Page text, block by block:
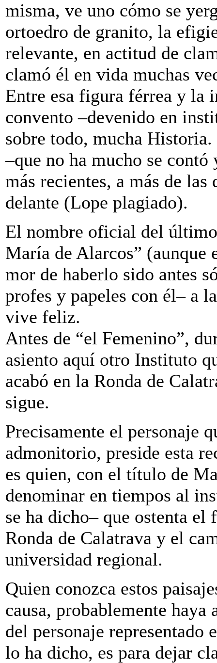
misma, ve uno cómo se
ortoedro de granito, la
relevante, en actitud de
clamó él en vida muchas
Entre esa figura férrea y la
convento –devenido en
sobre todo, mucha
–que no ha mucho se
más recientes, a más de
delante (Lope plagiado).
El nombre oficial del
María de Alarcos” (aunque
mor de haberlo sido antes
profes y papeles con él– a
vive feliz.
Antes de “el Femenino”,
asiento aquí otro Instituto
acabó en la Ronda de
sigue.
Precisamente el personaje
admonitorio, preside esta
es quien, con el título de
denominar en tiempos al
se ha dicho– que ostenta el
Ronda de Calatrava y el
universidad regional.
Quien conozca estos
causa, probablemente
del personaje representado
lo ha dicho, es para dejar